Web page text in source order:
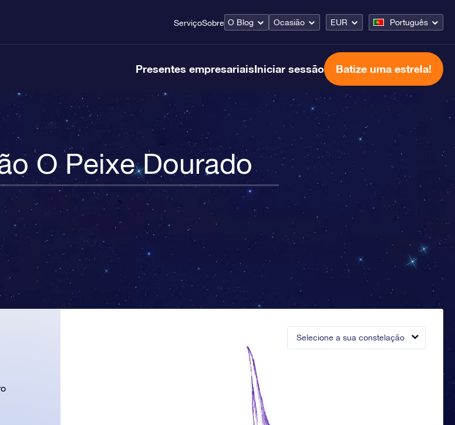
ServiçoSobre O Blog Ocasião EUR Português
Presentes empresariaisIniciar sessão Batize uma estrela!
O Peixe Dourado
Selecione a sua constelação